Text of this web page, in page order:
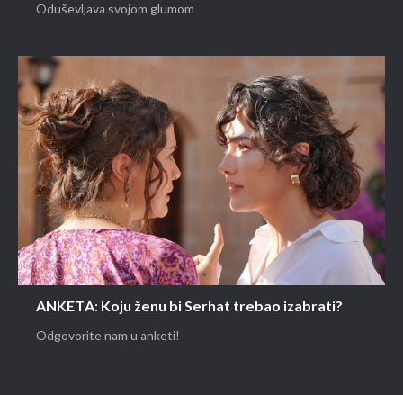
Oduševljava svojom glumom
ANKETA: Koju ženu bi Serhat trebao izabrati?
Odgovorite nam u anketi!